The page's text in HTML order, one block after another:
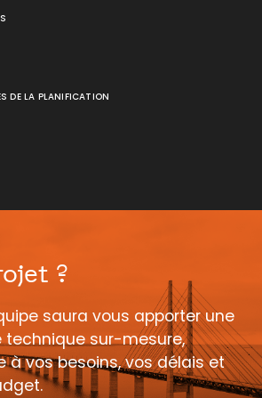
DE LA PLANIFICATION
?
saura vous apporter une
technique sur-mesure,
à vos besoins, vos délais et